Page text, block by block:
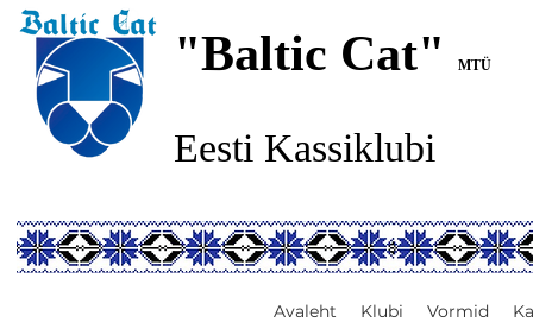
"Baltic Cat" MTÜ
Eesti Kassiklubi
Avaleht Klubi Vormid